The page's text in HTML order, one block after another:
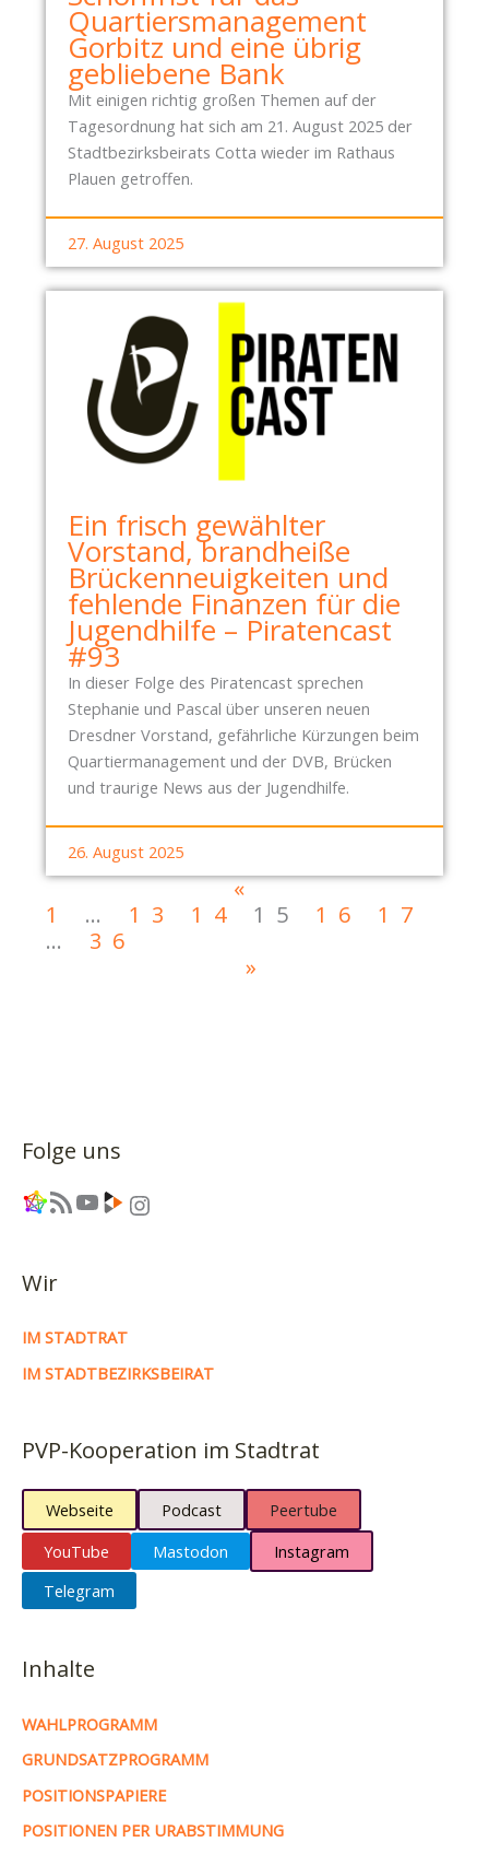
Quartiersmanagement
Gorbitz und eine übrig
gebliebene Bank
Mit einigen richtig großen Themen auf der
Tagesordnung hat sich am 21. August 2025 der
Stadtbezirksbeirats Cotta wieder im Rathaus
Plauen getroffen.
27. August 2025
Ein frisch gewählter
Vorstand, brandheiße
Brückenneuigkeiten und
fehlende Finanzen für die
Jugendhilfe – Piratencast
#93
In dieser Folge des Piratencast sprechen
Stephanie und Pascal über unseren neuen
Dresdner Vorstand, gefährliche Kürzungen beim
Quartiermanagement und der DVB, Brücken
und traurige News aus der Jugendhilfe.
26. August 2025
«
1
… 13 14 15 16
17
…
36
»
Folge uns
Link RSS-Feed YouTube Link Instagram
Wir
IM STADTRAT
IM STADTBEZIRKSBEIRAT
PVP-Kooperation im Stadtrat
Webseite Podcast
Peertube
YouTube
Mastodon
Instagram
Telegram
Inhalte
WAHLPROGRAMM
GRUNDSATZPROGRAMM
POSITIONSPAPIERE
POSITIONEN PER URABSTIMMUNG